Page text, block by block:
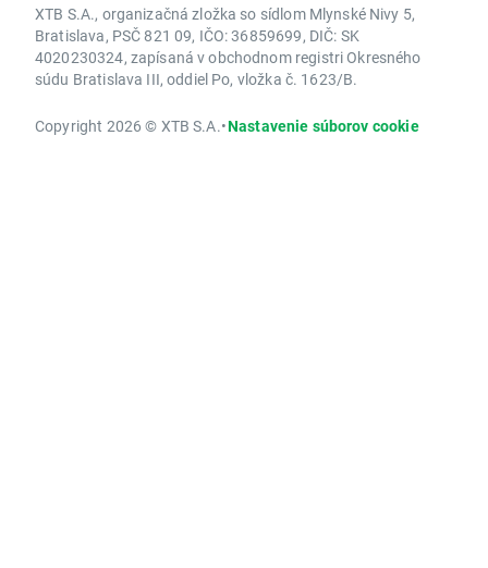
XTB S.A., organizačná zložka so sídlom Mlynské Nivy 5,
Bratislava, PSČ 821 09, IČO: 36859699, DIČ: SK
4020230324, zapísaná v obchodnom registri Okresného
súdu Bratislava III, oddiel Po, vložka č. 1623/B.
Copyright 2026 © XTB S.A.•Nastavenie súborov cookie